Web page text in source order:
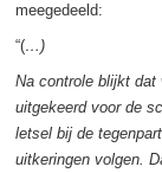
meegedeeld:
“(…)
Na controle blijkt dat
uitgekeerd voor de
letsel bij de
uitkeringen volgen.